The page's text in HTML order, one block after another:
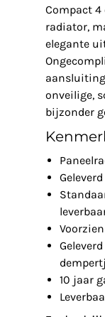
Compact
radiator,
elegante
onveilige,
bijzonder
10 jaar